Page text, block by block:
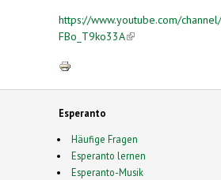
https://www.youtube.com/channel/
FBo_T9ko33A(link is external)
Esperanto
Häufige Fragen
Esperanto lernen
Esperanto-Musik